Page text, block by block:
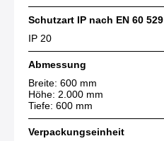
Schutzart IP nach EN 60 529
IP 20
Abmessung
Breite: 600 mm
Höhe: 2.000 mm
Tiefe: 600 mm
Verpackungseinheit